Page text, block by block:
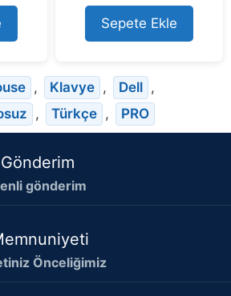
t
o
f
5
Sepete Ekle
, Klavye , Dell ,
, Türkçe , PRO
gönderim
Önceliğimiz